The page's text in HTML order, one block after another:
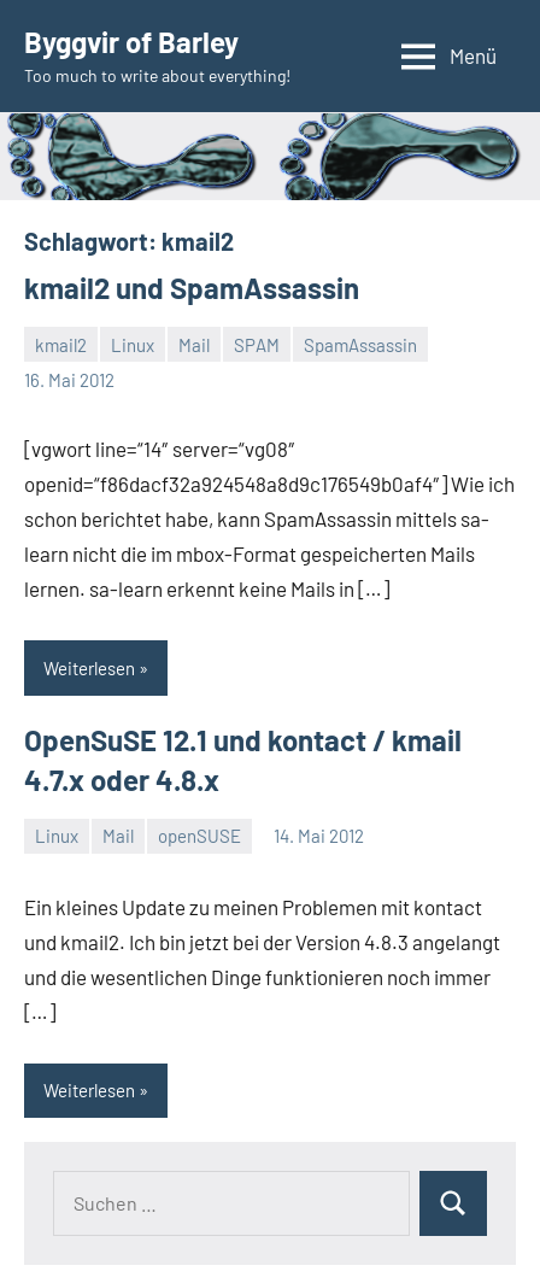
Inhalt
springen
Byggvir of Barley
Too much to write about everything!
Menü
Schlagwort: kmail2
kmail2 und SpamAssassin
kmail2 Linux Mail SPAM
SpamAssassin
16. Mai 2012
Thomas
Ein
[vgwort line=“14″ server=“vg08″
openid=“f86dacf32a924548a8d9c176549b0af4″] Wie ich
schon berichtet habe, kann SpamAssassin mittels sa-
learn nicht die im mbox-Format gespeicherten Mails
lernen. sa-learn erkennt keine Mails in […]
Weiterlesen
OpenSuSE 12.1 und kontact / kmail
4.7.x oder 4.8.x
Linux Mail openSUSE 14. Mai 2012
Ein kleines Update zu meinen Problemen mit kontact
und kmail2. Ich bin jetzt bei der Version 4.8.3 angelangt
und die wesentlichen Dinge funktionieren noch immer
[…]
Weiterlesen
Suchen